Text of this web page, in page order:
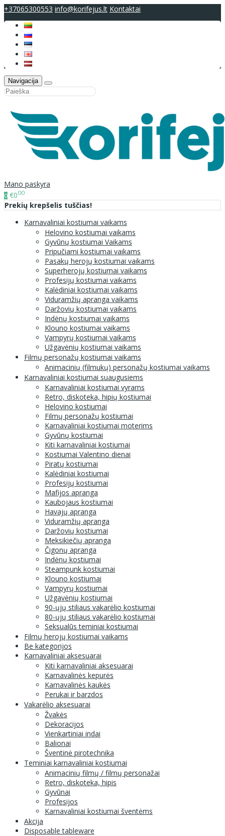
+37065300553 info@korifejus.lt Kontaktai
Navigacija
Mano paskyra
0 €000
Prekių krepšelis tuščias!
Karnavaliniai kostiumai vaikams
Helovino kostiumai vaikams
Gyvūnų kostiumai Vaikams
Pripučiami kostiumai vaikams
Pasakų herojų kostiumai vaikams
Superherojų kostiumai vaikams
Profesijų kostiumai vaikams
Kalėdiniai kostiumai vaikams
Viduramžių apranga vaikams
Daržovių kostiumai vaikams
Indėnų kostiumai vaikams
Klouno kostiumai vaikams
Vampyrų kostiumai vaikams
Užgavėnių kostiumai vaikams
Filmų personažų kostiumai vaikams
Animacinių (filmukų) personažų kostiumai vaikams
Karnavaliniai kostiumai suaugusiems
Karnavaliniai kostiumai vyrams
Retro, diskoteka, hipių kostiumai
Helovino kostiumai
Filmų personažų kostiumai
Karnavaliniai kostiumai moterims
Gyvūnų kostiumai
Kiti karnavaliniai kostiumai
Kostiumai Valentino dienai
Piratų kostiumai
Kalėdiniai kostiumai
Profesijų kostiumai
Mafijos apranga
Kaubojaus kostiumai
Havajų apranga
Viduramžių apranga
Daržovių kostiumai
Meksikiečių apranga
Čigonų apranga
Indėnų kostiumai
Steampunk kostiumai
Klouno kostiumai
Vampyrų kostiumai
Užgavėnių kostiumai
90-ųjų stiliaus vakarėlio kostiumai
80-ųjų stiliaus vakarėlio kostiumai
Seksualūs teminiai kostiumai
Filmų herojų kostiumai vaikams
Be kategorijos
Karnavaliniai aksesuarai
Kiti karnavaliniai aksesuarai
Karnavalinės kepurės
Karnavalinės kaukės
Perukai ir barzdos
Vakarėlio aksesuarai
Žvakės
Dekoracijos
Vienkartiniai indai
Balionai
Šventinė pirotechnika
Teminiai karnavaliniai kostiumai
Animacinių filmų / filmų personažai
Retro, diskoteka, hipis
Gyvūnai
Profesijos
Karnavaliniai kostiumai šventėms
Akcija
Disposable tableware